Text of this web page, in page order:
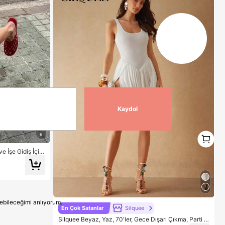
6
İşe Gidiş İçin
En Çok Satanlar Silquee
Silquee Beyaz, Yaz, 70'ler, Gece Dışarı Çıkma, Parti -
1
1
Kaydol
anlıyorum.